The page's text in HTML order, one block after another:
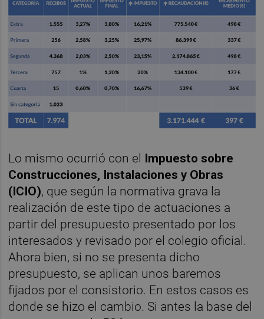
Lo mismo ocurrió con el Impuesto sobre
Construcciones, Instalaciones y Obras
(ICIO), que según la normativa grava la
realización de este tipo de actuaciones a
partir del presupuesto presentado por los
interesados y revisado por el colegio oficial.
Ahora bien, si no se presenta dicho
presupuesto, se aplican unos baremos
fijados por el consistorio. En estos casos es
donde se hizo el cambio. Si antes la base del